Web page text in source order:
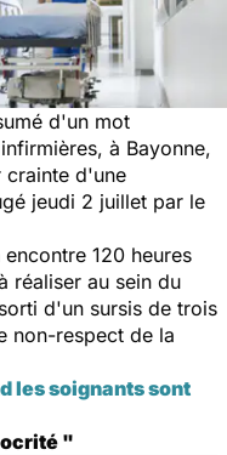
d'un mot
à Bayonne,
crainte d'une
jeudi 2 juillet par le
120 heures
réaliser au sein du
d'un sursis de trois
non-respect de la
les soignants sont
"